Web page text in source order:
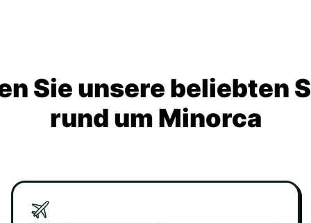
Sie unsere beliebten
rund um Minorca